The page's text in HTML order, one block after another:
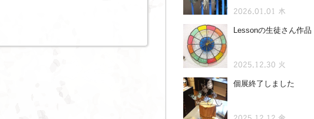
2026.01.01 木
Lessonの生徒さん作品
2025.12.30 火
個展終了しました